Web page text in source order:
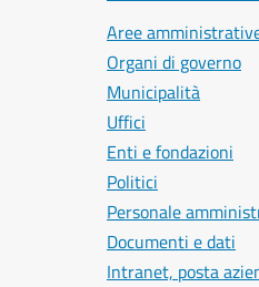
Aree
Organi di governo
Municipalità
Uffici
Enti e fondazioni
Politici
Personale
Documenti e dati
Intranet, posta